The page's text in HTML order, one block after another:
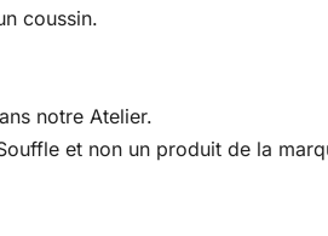
coussin.
notre Atelier.
et non un produit de la